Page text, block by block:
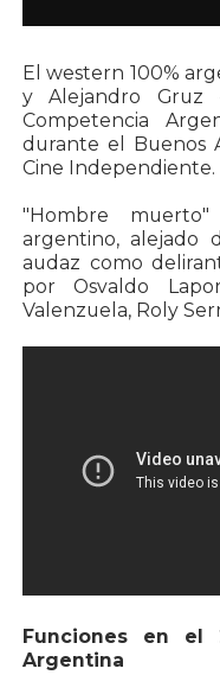
El western 100%
y Alejandro Gruz
Competencia
durante el Buenos
Cine Independiente.
"Hombre
argentino, alejado
audaz como
por Osvaldo
Valenzuela, Roly
Funciones en el
Argentina